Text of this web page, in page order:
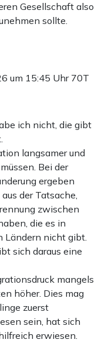
Gesellschaft also
sollte.
um 15:45 Uhr 70T
ich nicht, die gibt
langsamer und
Bei der
ergeben
der Tatsache,
zwischen
die es in
Ländern nicht gibt.
sich daraus eine
mangels
höher. Dies mag
zuerst
sein, hat sich
erwiesen.